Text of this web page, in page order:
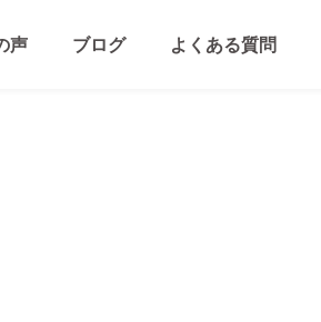
声 ブログ よくある質問